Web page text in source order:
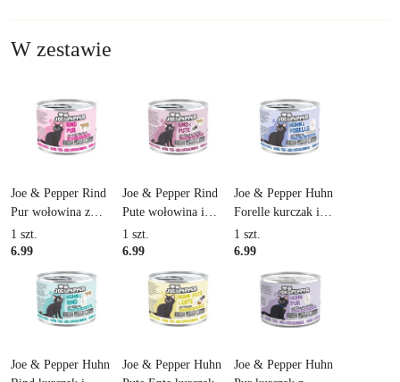
W zestawie
Joe & Pepper Rind
Pur wołowina z
ziemniakami - mokra
karma dla kota 200g
1 szt.
6.99
Joe & Pepper Rind
Pute wołowina i
indyk z batatem -
mokra karma dla kota
1 szt.
6.99
Joe & Pepper Huhn
Forelle kurczak i
pstrąg z marchewką -
mokra karma dla kota
1 szt.
6.99
Joe & Pepper Huhn
Joe & Pepper Huhn
Joe & Pepper Huhn